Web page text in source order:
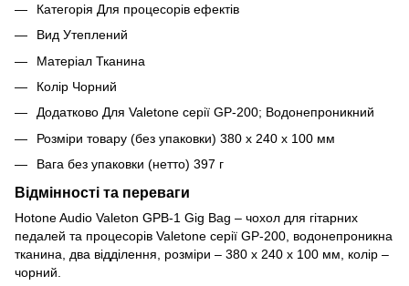
Категорія Для процесорів ефектів
Вид Утеплений
Матеріал Тканина
Колір Чорний
Додатково Для Valetone серії GP-200; Водонепроникний
Розміри товару (без упаковки) 380 x 240 x 100 мм
Вага без упаковки (нетто) 397 г
Відмінності та переваги
Hotone Audio Valeton GPB-1 Gig Bag – чохол для гітарних
педалей та процесорів Valetone серії GP-200, водонепроникна
тканина, два відділення, розміри – 380 x 240 x 100 мм, колір –
чорний.